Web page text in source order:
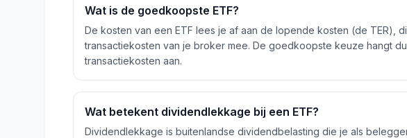
Wat is de goedkoopste ETF?
De kosten van een ETF lees je af aan de lopende kosten (de TER),
transactiekosten van je broker mee. De goedkoopste keuze hangt
transactiekosten aan.
Wat betekent dividendlekkage bij een ETF?
Dividendlekkage is buitenlandse dividendbelasting die je als